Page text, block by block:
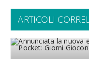
ARTICOLI